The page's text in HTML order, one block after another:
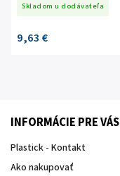
Skladom u dodávateľa
9,63 €
INFORMÁCIE PRE VÁS
Plastick - Kontakt
Ako nakupovať